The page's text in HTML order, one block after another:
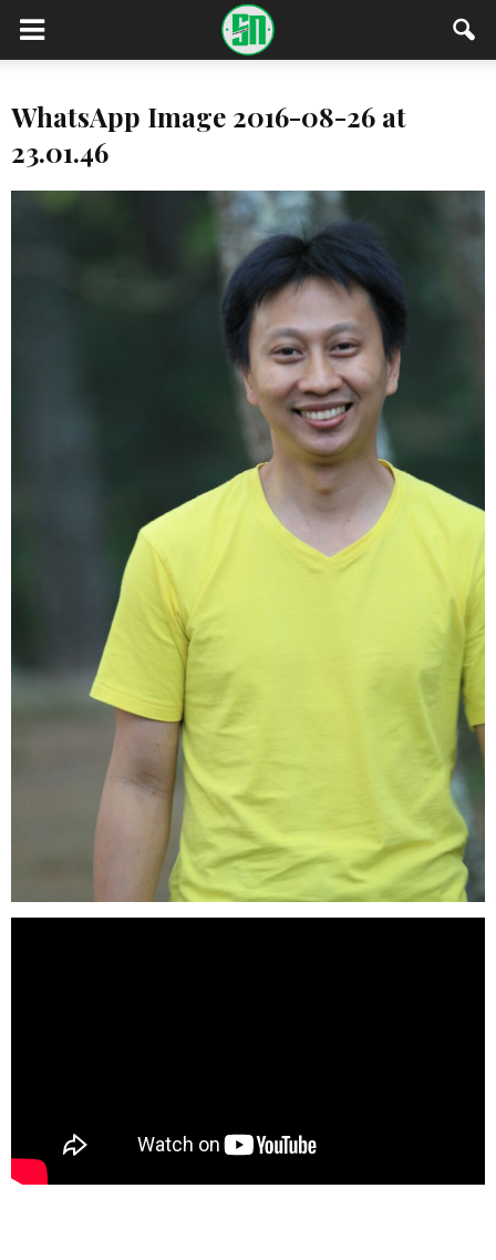
WhatsApp Image 2016-08-26 at
23.01.46